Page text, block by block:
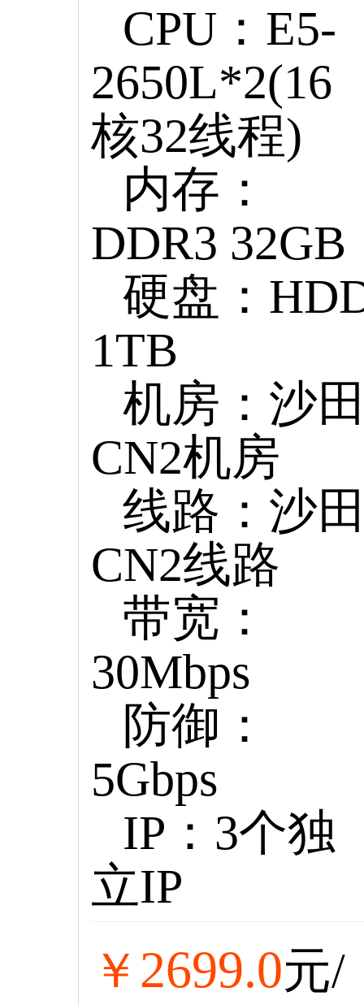
CPU：E5-
2650L*2(16
核32线程)
内存：
DDR3 32GB
硬盘：
1TB
机房：沙
CN2机房
线路：沙
CN2线路
带宽：
30Mbps
防御：
5Gbps
IP：3个独
立IP
￥ 2699.0元/